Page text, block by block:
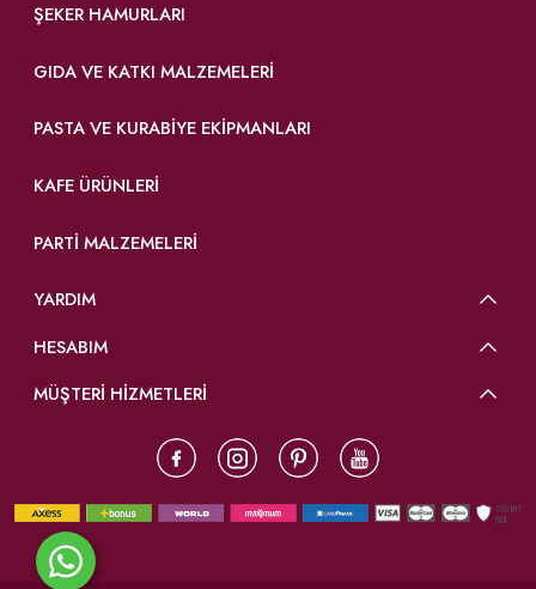
ŞEKER HAMURLARI
GIDA VE KATKI MALZEMELERI
PASTA VE KURABIYE EKIPMANLARI
KAFE ÜRÜNLERI
PARTI MALZEMELERI
YARDIM
HESABIM
MÜŞTERİ HİZMETLERİ